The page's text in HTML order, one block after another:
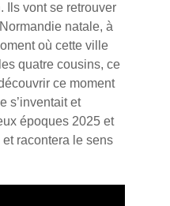
Ils vont se retrouver
natale, à
où cette ville
quatre cousins, ce
ce moment
s’inventait et
époques 2025 et
racontera le sens